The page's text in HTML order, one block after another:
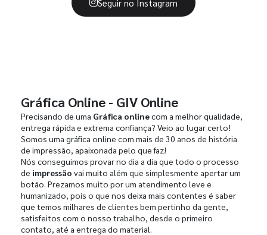
Seguir no Instagram
Gráfica Online - GIV Online
Precisando de uma Gráfica onlinecom a melhor qualidade,
entrega rápida e extrema confiança? Veio ao lugar certo!
Somos uma gráfica online com mais de 30 anos de história
de impressão, apaixonada pelo que faz!
Nós conseguimos provar no dia a dia que todo o processo
de impressão vai muito além que simplesmente apertar um
botão. Prezamos muito por um atendimento leve e
humanizado, pois o que nos deixa mais contentes é saber
que temos milhares de clientes bem pertinho da gente,
satisfeitos com o nosso trabalho, desde o primeiro
contato, até a entrega do material.